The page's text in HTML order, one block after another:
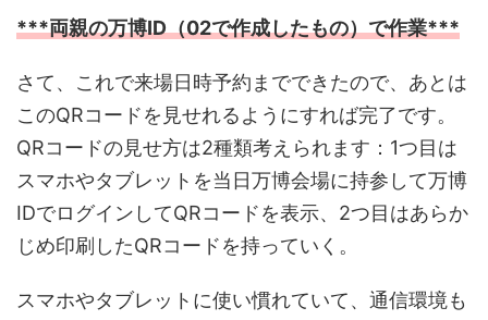
***両親の万博ID（02で作成したもの）で作業***
さて、これで来場日時予約までできたので、あとは
このQRコードを見せれるようにすれば完了です。
QRコードの見せ方は2種類考えられます：1つ目は
スマホやタブレットを当日万博会場に持参して万博
IDでログインしてQRコードを表示、2つ目はあらか
じめ印刷したQRコードを持っていく。
スマホやタブレットに使い慣れていて、通信環境も